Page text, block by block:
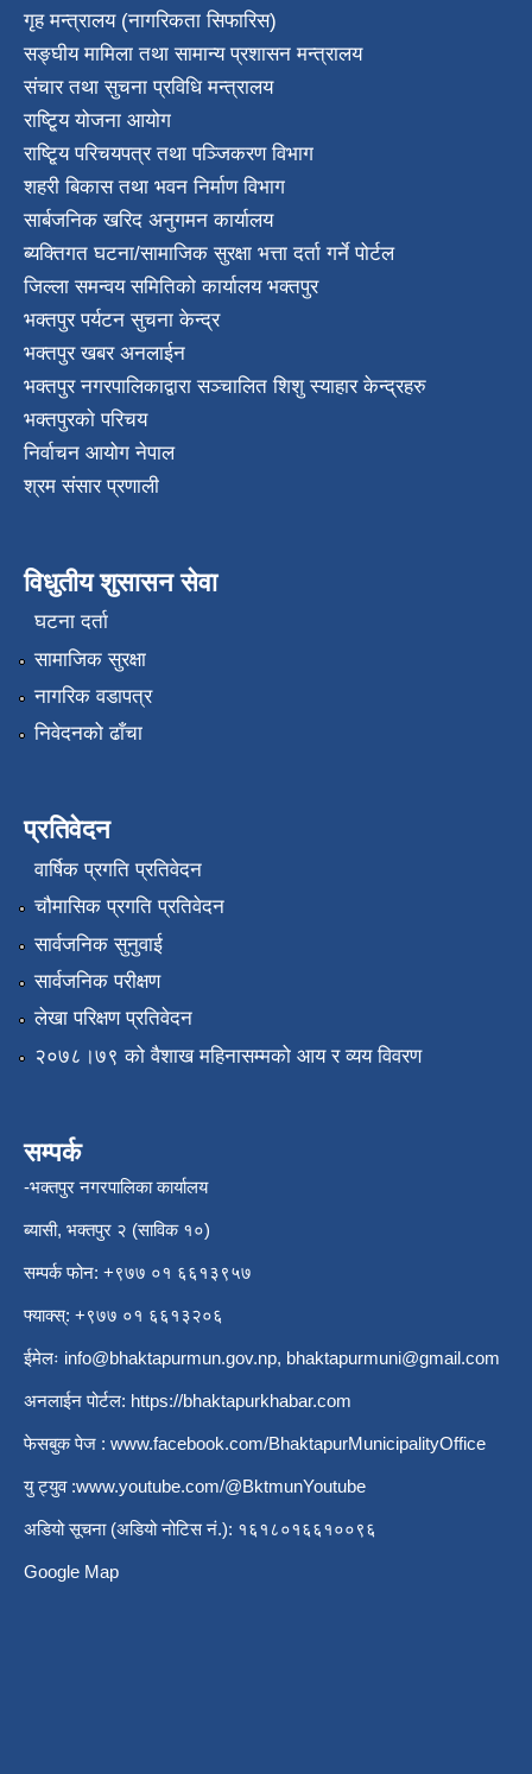
गृह मन्त्रालय (नागरिकता सिफारिस)
सङ्घीय मामिला तथा सामान्य प्रशासन मन्त्रालय
संचार तथा सुचना प्रविधि मन्त्रालय
राष्टि्ृय योजना आयोग
राष्टि्ृय परिचयपत्र तथा पञ्जिकरण विभाग
शहरी बिकास तथा भवन निर्माण विभाग
सार्बजनिक खरिद अनुगमन कार्यालय
ब्यक्तिगत घटना/सामाजिक सुरक्षा भत्ता दर्ता गर्ने पोर्टल
जिल्ला समन्वय समितिको कार्यालय भक्तपुर
भक्तपुर पर्यटन सुचना केन्द्र
भक्तपुर खबर अनलाईन
भक्तपुर नगरपालिकाद्वारा सञ्चालित शिशु स्याहार केन्द्रहरु
भक्तपुरकाे परिचय
निर्वाचन आयोग नेपाल
श्रम संसार प्रणाली
विधुतीय शुसासन सेवा
घटना दर्ता
सामाजिक सुरक्षा
नागरिक वडापत्र
निवेदनको ढाँचा
प्रतिवेदन
वार्षिक प्रगति प्रतिवेदन
चौमासिक प्रगति प्रतिवेदन
सार्वजनिक सुनुवाई
सार्वजनिक परीक्षण
लेखा परिक्षण प्रतिवेदन
२०७८।७९ को वैशाख महिनासम्मको आय र व्यय विवरण
सम्पर्क
-भक्तपुर नगरपालिका कार्यालय
ब्यासी, भक्तपुर २ (साविक १०)
सम्पर्क फोन: +९७७ ०१ ६६१३९५७
फ्याक्स्: +९७७ ०१ ६६१३२०६
ईमेलः info@bhaktapurmun.gov.np, bhaktapurmuni@gmail.com
अनलाईन पोर्टल: https://bhaktapurkhabar.com
फेसबुक पेज : www.facebook.com/BhaktapurMunicipalityOffice
यु ट्युव :www.youtube.com/@BktmunYoutube
अडियो सूचना (अडियो नोटिस नं.): १६१८०१६६१००९६
Google Map